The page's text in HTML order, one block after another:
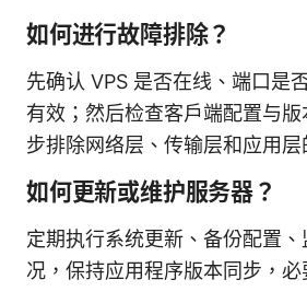
如何进行故障排除？
先确认 VPS 是否在线、端口是
有效；然后检查客户端配置与
步排除网络层、传输层和应用层
如何更新或维护服务器？
定期执行系统更新、备份配置
况，保持应用程序版本同步，必